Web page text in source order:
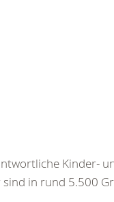
Kinder-
in rund 5.500